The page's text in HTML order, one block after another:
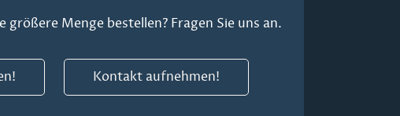
größere Menge bestellen? Fragen Sie uns an.
Kontakt aufnehmen!